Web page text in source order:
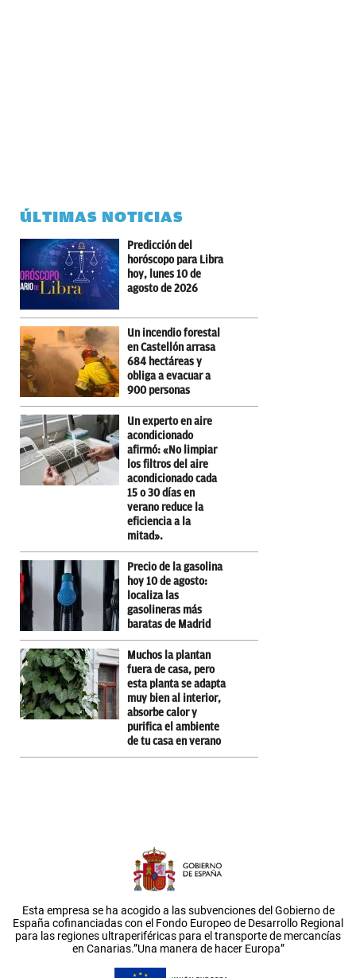
ÚLTIMAS NOTICIAS
Predicción del
horóscopo para Libra
hoy, lunes 10 de
agosto de 2026
Un incendio forestal
en Castellón arrasa
684 hectáreas y
obliga a evacuar a
900 personas
Un experto en aire
acondicionado
afirmó: «No limpiar
los filtros del aire
acondicionado cada
15 o 30 días en
verano reduce la
eficiencia a la
mitad».
Precio de la gasolina
hoy 10 de agosto:
localiza las
gasolineras más
baratas de Madrid
Muchos la plantan
fuera de casa, pero
esta planta se adapta
muy bien al interior,
absorbe calor y
purifica el ambiente
de tu casa en verano
Esta empresa se ha acogido a las subvenciones del Gobierno de
España cofinanciadas con el Fondo Europeo de Desarrollo Regional
para las regiones ultraperiféricas para el transporte de mercancías
en Canarias.”Una manera de hacer Europa”